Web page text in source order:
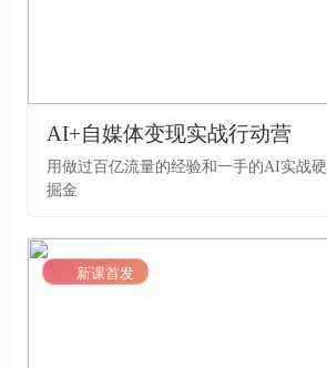
AI+自媒体变现实战行动营
用做过百亿流量的经验和一手的AI实战
掘金
新课首发